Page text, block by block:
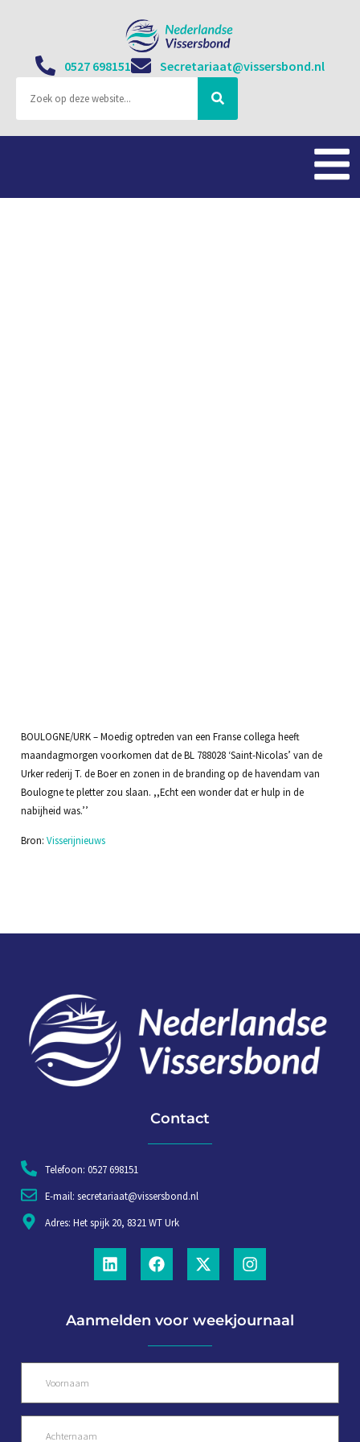
0527 698151 Secretariaat@vissersbond.nl
BOULOGNE/URK – Moedig optreden van een Franse collega heeft
maandagmorgen voorkomen dat de BL 788028 ‘Saint-Nicolas’ van de
Urker rederij T. de Boer en zonen in de branding op de havendam van
Boulogne te pletter zou slaan. ,,Echt een wonder dat er hulp in de
nabijheid was.’’
Bron: Visserijnieuws
Contact
Telefoon: 0527 698151
E-mail: secretariaat@vissersbond.nl
Adres: Het spijk 20, 8321 WT Urk
Aanmelden voor weekjournaal